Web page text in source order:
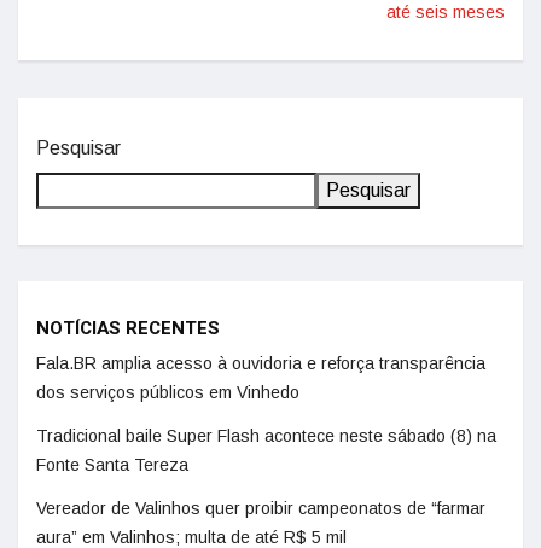
até seis meses
Pesquisar
Pesquisar
NOTÍCIAS RECENTES
Fala.BR amplia acesso à ouvidoria e reforça transparência
dos serviços públicos em Vinhedo
Tradicional baile Super Flash acontece neste sábado (8) na
Fonte Santa Tereza
Vereador de Valinhos quer proibir campeonatos de “farmar
aura” em Valinhos; multa de até R$ 5 mil